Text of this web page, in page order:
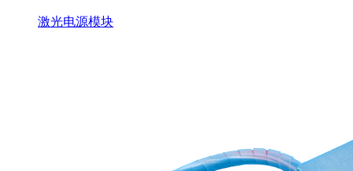
激光电源模块